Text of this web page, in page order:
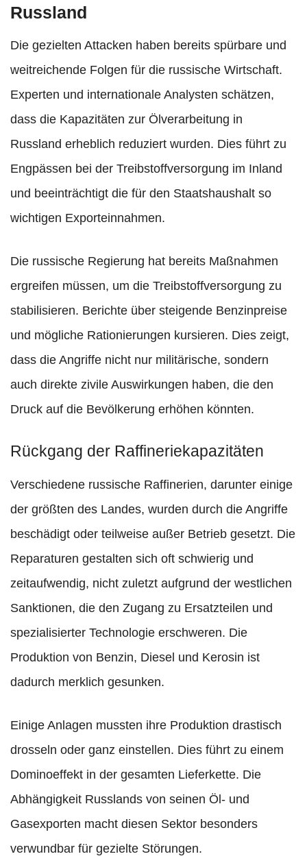
Russland
Die gezielten Attacken haben bereits spürbare und
weitreichende Folgen für die russische Wirtschaft.
Experten und internationale Analysten schätzen,
dass die Kapazitäten zur Ölverarbeitung in
Russland erheblich reduziert wurden. Dies führt zu
Engpässen bei der Treibstoffversorgung im Inland
und beeinträchtigt die für den Staatshaushalt so
wichtigen Exporteinnahmen.
Die russische Regierung hat bereits Maßnahmen
ergreifen müssen, um die Treibstoffversorgung zu
stabilisieren. Berichte über steigende Benzinpreise
und mögliche Rationierungen kursieren. Dies zeigt,
dass die Angriffe nicht nur militärische, sondern
auch direkte zivile Auswirkungen haben, die den
Druck auf die Bevölkerung erhöhen könnten.
Rückgang der Raffineriekapazitäten
Verschiedene russische Raffinerien, darunter einige
der größten des Landes, wurden durch die Angriffe
beschädigt oder teilweise außer Betrieb gesetzt. Die
Reparaturen gestalten sich oft schwierig und
zeitaufwendig, nicht zuletzt aufgrund der westlichen
Sanktionen, die den Zugang zu Ersatzteilen und
spezialisierter Technologie erschweren. Die
Produktion von Benzin, Diesel und Kerosin ist
dadurch merklich gesunken.
Einige Anlagen mussten ihre Produktion drastisch
drosseln oder ganz einstellen. Dies führt zu einem
Dominoeffekt in der gesamten Lieferkette. Die
Abhängigkeit Russlands von seinen Öl- und
Gasexporten macht diesen Sektor besonders
verwundbar für gezielte Störungen.